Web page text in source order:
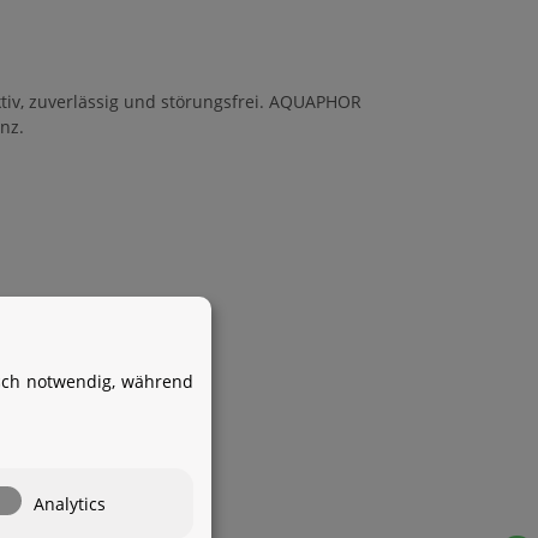
zuverlässig und störungsfrei.AQUAPHOR
Ihr WhatsApp-Kontakt zum
Ihnen behilflich sein?
notwendig, während
Analytics